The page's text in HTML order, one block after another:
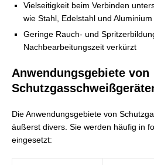
Vielseitigkeit beim Verbinden
wie Stahl, Edelstahl und Aluminium
Geringe Rauch- und
Nachbearbeitungszeit verkürzt
Anwendungsgebiete von
Die Anwendungsgebiete von
äußerst divers. Sie werden häufig in
eingesetzt: